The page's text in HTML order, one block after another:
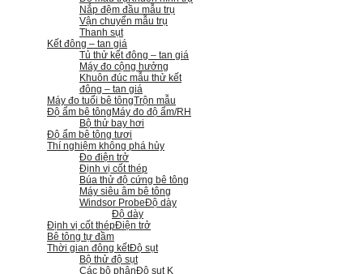
Nắp đệm đầu mẫu trụ
Vận chuyển mẫu trụ
Thanh sụt
Kết đông – tan giá
Tủ thử kết đông – tan giá
Máy đo cộng hưởng
Khuôn đúc mẫu thử kết
đông – tan giá
Máy đo tuổi bê tôngTrộn mẫu
Độ ẩm bê tông Máy đo độ ẩm/RH
Bộ thử bay hơi
Độ ẩm bê tông tươi
Thí nghiệm không phá hủy
Đo điện trở
Định vị cốt thép
Búa thử độ cứng bê tông
Máy siêu âm bê tông
Windsor ProbeĐộ dày
Độ dày
Định vị cốt thépĐiện trở
Bê tông tự đầm
Thời gian đông kếtĐộ sụt
Bộ thử độ sụt
Các bộ phậnĐộ sụt K